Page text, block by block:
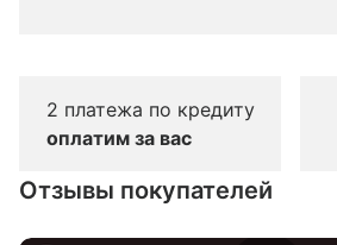
2 платежа по кредиту
оплатим за вас
Отзывы покупателей